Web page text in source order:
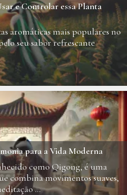
e Controlar essa Planta
aromáticas mais populares no
seu sabor refrescante
para a Vida Moderna
como Qigong, é uma
combina movimentos suaves,
...